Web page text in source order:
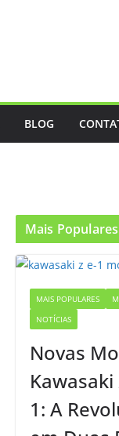
BLOG
Mais Populares
MAIS POPULARES
NOTÍCIAS
Novas
1: A